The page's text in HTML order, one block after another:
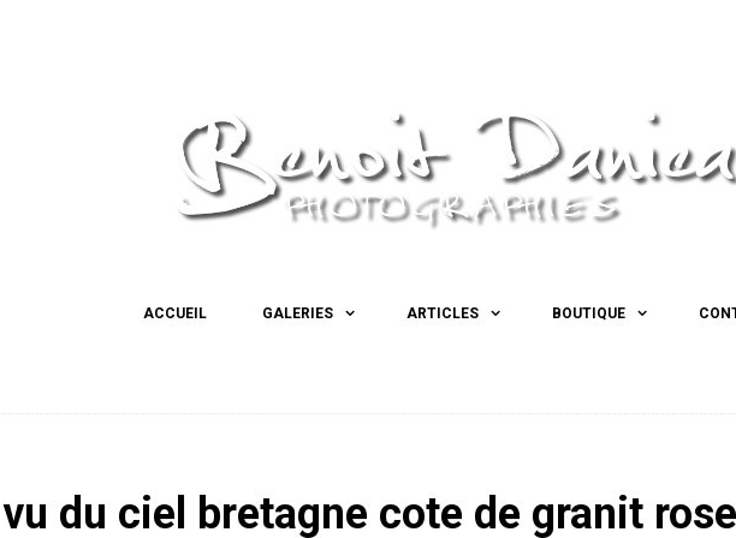
ACCUEIL GALERIES ARTICLES BOUTIQUE
du ciel bretagne cote de granit rose